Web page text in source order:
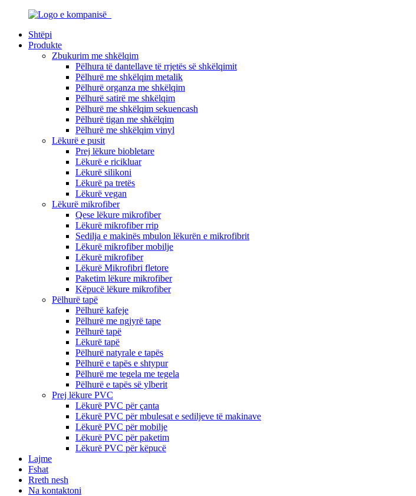
Shtëpi
Produkte
Zbukurim me shkëlqim
Pëlhura të dantellave të rrjetës së shkëlqimit
Pëlhurë me shkëlqim metalik
Pëlhurë organza me shkëlqim
Pëlhurë satirë me shkëlqim
Pëlhurë me shkëlqim sekuencash
Pëlhurë tigan me shkëlqim
Pëlhurë me shkëlqim vinyl
Lëkurë e pusit
Prej lëkure biobletare
Lëkurë e ricikluar
Lëkurë silikoni
Lëkurë pa tretës
Lëkurë vegan
Lëkurë mikrofiber
Qese lëkure mikrofiber
Lëkurë mikrofiber rrip
Sedilja e makinës mbulon lëkurën e mikrofibrit
Lëkurë mikrofiber mobilje
Lëkurë mikrofiber
Lëkurë Mikrofibri fletore
Paketim lëkure mikrofiber
Këpucë lëkure mikrofiber
Pëlhurë tapë
Pëlhurë kafeje
Pëlhurë me ngjyrë tape
Pëlhurë tapë
Lëkurë tapë
Pëlhurë natyrale e tapës
Pëlhurë e tapës e shtypur
Pëlhurë me tegela me tegela
Pëlhurë e tapës së ylberit
Prej lëkure PVC
Lëkurë PVC për çanta
Lëkurë PVC për mbulesat e sediljeve të makinave
Lëkurë PVC për mobilje
Lëkurë PVC për paketim
Lëkurë PVC për këpucë
Lajme
Fshat
Rreth nesh
Na kontaktoni